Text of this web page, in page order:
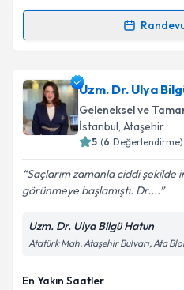
Kişisel verilerimin
Metni'ni okudum ve
Takvim
Randevu Takvimi
Op. Dr. Çağrı
oluşturun. Size bu
takvim hazırlandığında
E-posta Adresiniz
Kişisel verilerimin
Metni'ni okudum ve
Uzm. Dr. Ulya
Geleneksel ve
İstanbul, Ataşehir
5 (6 Değerlendirme)
Saçlarım zamanla ciddi şekilde
görünmeye başlamıştı. Dr....
Uzm. Dr. Ulya Bilgü Hatun
Atatürk Mah. Ataşehir Bulvarı, Ata
En Yakın Saatler